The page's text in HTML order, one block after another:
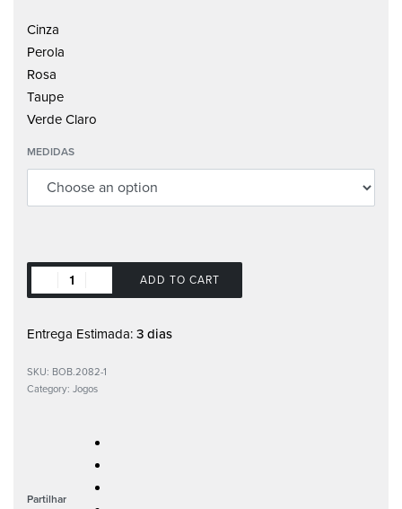
Cinza
Perola
Rosa
Taupe
Verde Claro
MEDIDAS
ADD TO CART
Entrega Estimada: 3 dias
SKU: BOB.2082-1
Category: Jogos
Partilhar